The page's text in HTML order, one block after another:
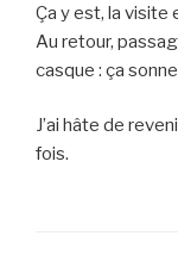
Ça y est, la visite
Au retour,
casque : ça
J’ai hâte de
fois.